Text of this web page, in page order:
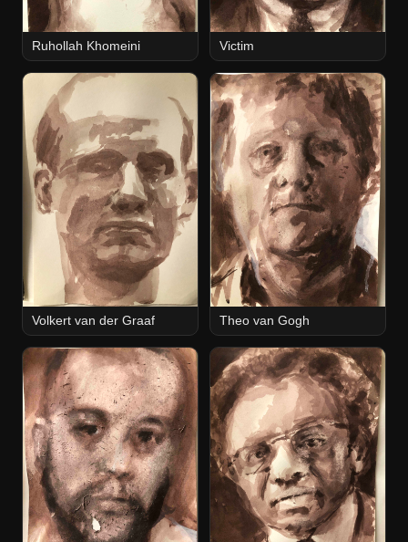
Ruhollah Khomeini Victim
Volkert van der Graaf Theo van Gogh